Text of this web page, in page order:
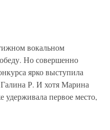
вокальном
Но совершенно
ярко выступила
Р. И хотя Марина
удерживала первое место,